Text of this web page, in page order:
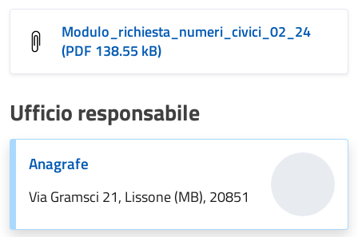
Modulo_richiesta_numeri_civici_02_24
(PDF 138.55 kB)
Ufficio responsabile
Anagrafe
Via Gramsci 21, Lissone (MB), 20851